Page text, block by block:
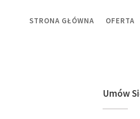
STRONA GŁÓWNA OFERTA
Umów